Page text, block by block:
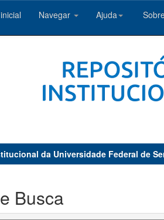
Navegar Ajuda
da Universidade Federal de
Busca